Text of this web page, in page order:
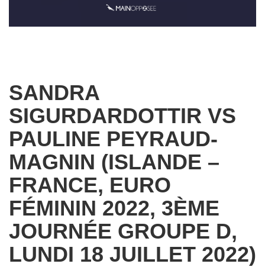
SANDRA
SIGURDARDOTTIR VS
PAULINE PEYRAUD-
MAGNIN (ISLANDE –
FRANCE, EURO
FÉMININ 2022, 3ÈME
JOURNÉE GROUPE D,
LUNDI 18 JUILLET 2022)